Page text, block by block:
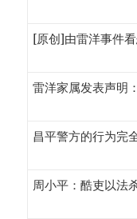
[原创]由雷洋事件
雷洋家属发表声明
昌平警方的行为完
周小平：酷吏以法